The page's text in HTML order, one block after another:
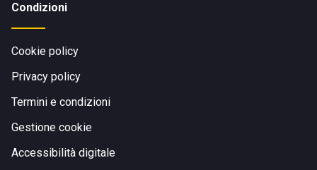
Condizioni
Cookie policy
Privacy policy
Termini e condizioni
Gestione cookie
Accessibilità digitale